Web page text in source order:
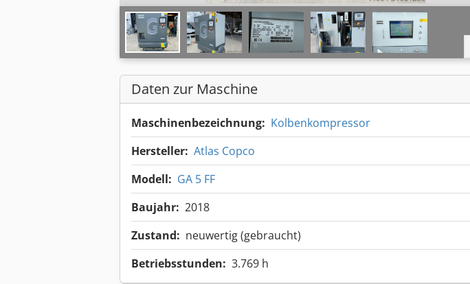
Daten zur Maschine
Maschinenbezeichnung: Kolbenkompressor
Hersteller: Atlas Copco
Modell: GA 5 FF
Baujahr: 2018
Zustand: neuwertig (gebraucht)
Betriebsstunden: 3.769 h